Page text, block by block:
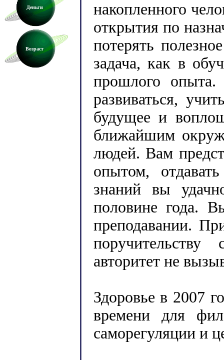
Деньги
Возраст
накопленного
открытия по
потерять
задача, как в
прошлого
развиваться,
будущее и
ближайшим
людей. Вам
опытом,
знаний вы
половине года.
преподавании.
авторитет не
Здоровье в 2007
времени для
саморегуляции и